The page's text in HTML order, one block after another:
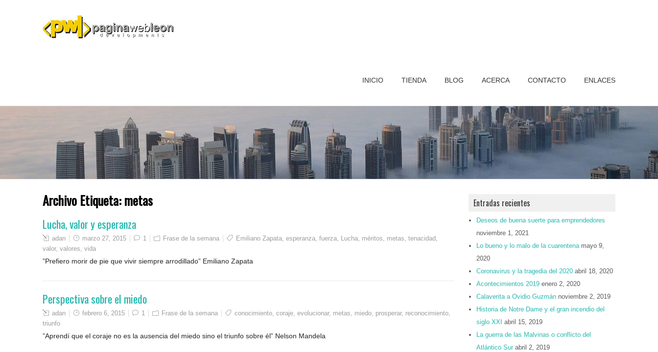
INICIO TIENDA BLOG ACERCA CONTACTO ENLACES
Archivo Etiqueta:metas
Lucha, valor y esperanza
adan marzo 27, 2015 1 Frase de la semana Emiliano Zapata, esperanza, fuerza, Lucha, méritos, metas, tenacidad,
valor, valores, vida
”Prefiero morir de pie que vivir siempre arrodillado” Emiliano Zapata
Perspectiva sobre el miedo
adan febrero 6, 2015 1 Frase de la semana conocimiento, coraje, evolucionar, metas, miedo, prosperar, reconocimiento,
triunfo
”Aprendí que el coraje no es la ausencia del miedo sino el triunfo sobre él” Nelson Mandela
Entradas recientes
Deseos de buena suerte para emprendedores
noviembre 1, 2021
Lo bueno y lo malo de la cuarentena mayo 9,
2020
Coronavirus y la tragedia del 2020 abril 18, 2020
Acontecimientos 2019 enero 2, 2020
Calaverita a Ovidio Guzmán noviembre 2, 2019
Historia de Notre Dame y el gran incendio del
siglo XXI abril 15, 2019
La guerra de las Malvinas o conflicto del
Atlántico Sur abril 2, 2019